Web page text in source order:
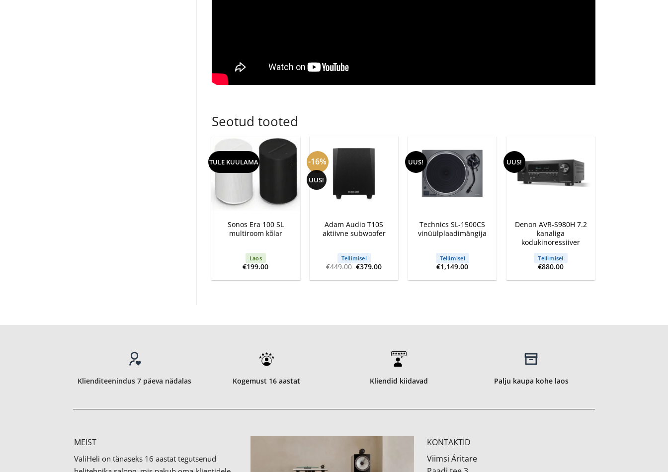
Seotud tooted
TULE KUULAMA
+
Sonos Era 100 SL
multiroom kõlar
Laos
€199.00
-16%
UUS!
Adam Audio T10S
aktiivne subwoofer
Tellimisel
€449.00 Algne
oli:
€379.00Current
is:
UUS!
Technics SL-1500CS
vinüülplaadimängija
Tellimisel
€1,149.00
UUS!
Denon AVR-S980H 7.2
kanaliga
kodukinoressiiver
Tellimisel
€880.00
Klienditeenindus 7 päeva nädalas Kogemust 16 aastat Kliendid kiidavad Palju kaupa kohe laos
MEIST
ValiHeli on tänaseks 16 aastat tegutsenud
KONTAKTID
Viimsi Äritare